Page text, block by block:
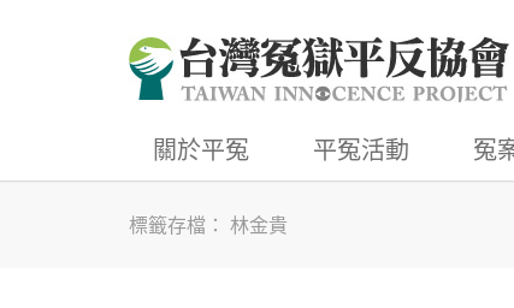
關於平冤 平冤活動 冤
標籤存檔： 林金貴